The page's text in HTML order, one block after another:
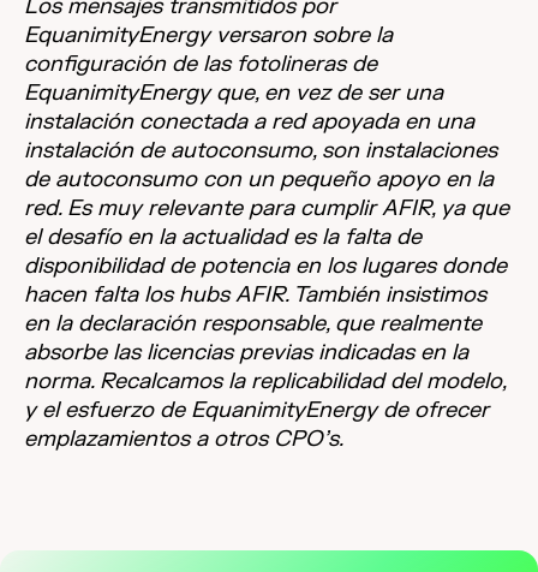
Los mensajes transmitidos por
EquanimityEnergy versaron sobre la
configuración de las fotolineras de
EquanimityEnergy que, en vez de ser una
instalación conectada a red apoyada en una
instalación de autoconsumo, son instalaciones
de autoconsumo con un pequeño apoyo en la
red. Es muy relevante para cumplir AFIR, ya que
el desafío en la actualidad es la falta de
disponibilidad de potencia en los lugares donde
hacen falta los hubs AFIR. También insistimos
en la declaración responsable, que realmente
absorbe las licencias previas indicadas en la
norma. Recalcamos la replicabilidad del modelo,
y el esfuerzo de EquanimityEnergy de ofrecer
emplazamientos a otros CPO’s.